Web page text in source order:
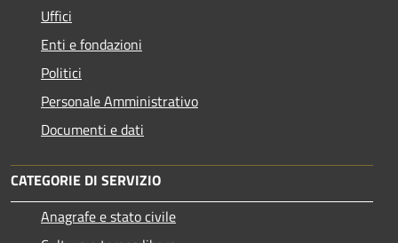
Uffici
Enti e fondazioni
Politici
Personale Amministrativo
Documenti e dati
CATEGORIE DI SERVIZIO
Anagrafe e stato civile